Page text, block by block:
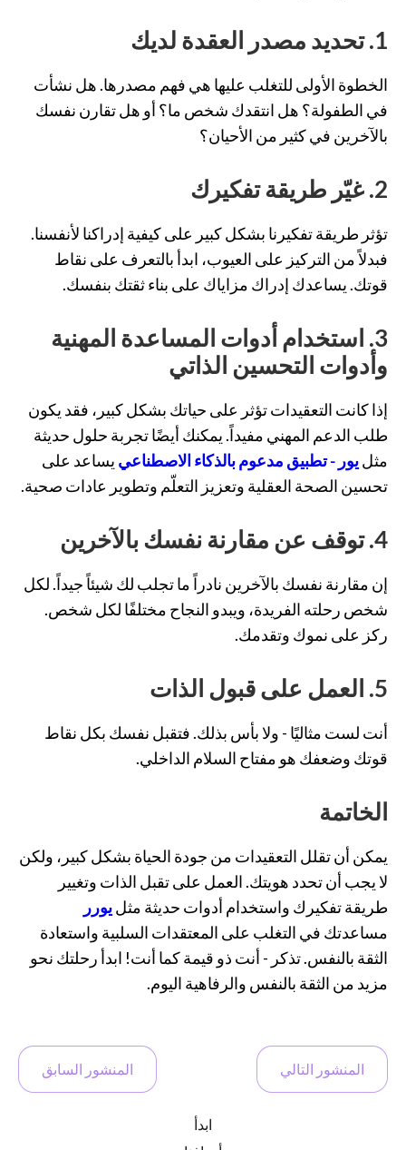
1. تحديد مصدر العقدة لديك
الخطوة الأولى للتغلب عليها هي فهم مصدرها. هل نشأت
في الطفولة؟ هل انتقدك شخص ما؟ أو هل تقارن نفسك
بالآخرين في كثير من الأحيان؟
2. غيّر طريقة تفكيرك
تؤثر طريقة تفكيرنا بشكل كبير على كيفية إدراكنا لأنفسنا.
فبدلاً من التركيز على العيوب، ابدأ بالتعرف على نقاط
قوتك. يساعدك إدراك مزاياك على بناء ثقتك بنفسك.
3. استخدام أدوات المساعدة المهنية
وأدوات التحسين الذاتي
إذا كانت التعقيدات تؤثر على حياتك بشكل كبير، فقد يكون
طلب الدعم المهني مفيداً. يمكنك أيضًا تجربة حلول حديثة
مثليور - تطبيق مدعوم بالذكاء الاصطناعي يساعد على
تحسين الصحة العقلية وتعزيز التعلّم وتطوير عادات صحية.
4. توقف عن مقارنة نفسك بالآخرين
إن مقارنة نفسك بالآخرين نادراً ما تجلب لك شيئاً جيداً. لكل
شخص رحلته الفريدة، ويبدو النجاح مختلفًا لكل شخص.
ركز على نموك وتقدمك.
5. العمل على قبول الذات
أنت لست مثاليًا - ولا بأس بذلك. فتقبل نفسك بكل نقاط
قوتك وضعفك هو مفتاح السلام الداخلي.
الخاتمة
يمكن أن تقلل التعقيدات من جودة الحياة بشكل كبير، ولكن
لا يجب أن تحدد هويتك. العمل على تقبل الذات وتغيير
طريقة تفكيرك واستخدام أدوات حديثة مثليورر
مساعدتك في التغلب على المعتقدات السلبية واستعادة
الثقة بالنفس. تذكر - أنت ذو قيمة كما أنت! ابدأ رحلتك نحو
مزيد من الثقة بالنفس والرفاهية اليوم.
المنشور السابق المنشور التالي
ابدأ